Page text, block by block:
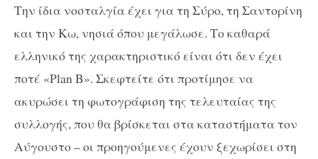
Την ίδια νοσταλγία έχει για τη Σύρο, τη Σαντορίνη
και την Κω, νησιά όπου μεγάλωσε. Το καθαρά
ελληνικό της χαρακτηριστικό είναι ότι δεν έχει
ποτέ «Plan B». Σκεφτείτε ότι προτίμησε να
ακυρώσει τη φωτογράφιση της τελευταίας της
συλλογής, που θα βρίσκεται στα καταστήματα τον
Αύγουστο – οι προηγούμενες έχουν ξεχωρίσει στη